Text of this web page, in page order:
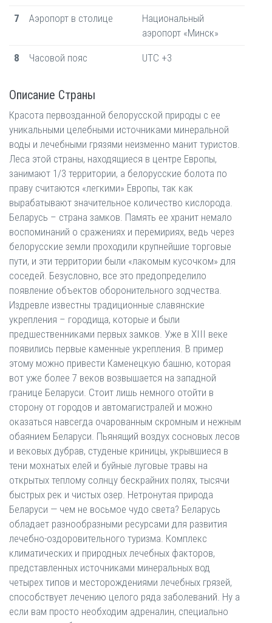
7 Аэропорт в столице
Национальный
аэропорт «Минск»
8 Часовой пояс UTC +3
Описание Страны
Красота первозданной белорусской природы с ее
уникальными целебными источниками минеральной
воды и лечебными грязями неизменно манит туристов.
Леса этой страны, находящиеся в центре Европы,
занимают 1/3 территории, а белорусские болота по
праву считаются «легкими» Европы, так как
вырабатывают значительное количество кислорода.
Беларусь – страна замков. Память ее хранит немало
воспоминаний о сражениях и перемириях, ведь через
белорусские земли проходили крупнейшие торговые
пути, и эти территории были «лакомым кусочком» для
соседей. Безусловно, все это предопределило
появление объектов оборонительного зодчества.
Издревле известны традиционные славянские
укрепления – городища, которые и были
предшественниками первых замков. Уже в XIII веке
появились первые каменные укрепления. В пример
этому можно привести Каменецкую башню, которая
вот уже более 7 веков возвышается на западной
границе Беларуси. Стоит лишь немного отойти в
сторону от городов и автомагистралей и можно
оказаться навсегда очарованным скромным и нежным
обаянием Беларуси. Пьянящий воздух сосновых лесов
и вековых дубрав, студеные криницы, укрывшиеся в
тени мохнатых елей и буйные луговые травы на
открытых теплому солнцу бескрайних полях, тысячи
быстрых рек и чистых озер. Нетронутая природа
Беларуси — чем не восьмое чудо света? Беларусь
обладает разнообразными ресурсами для развития
лечебно-оздоровительного туризма. Комплекс
климатических и природных лечебных факторов,
представленных источниками минеральных вод
четырех типов и месторождениями лечебных грязей,
способствует лечению целого ряда заболеваний. Ну а
если вам просто необходим адреналин, специально